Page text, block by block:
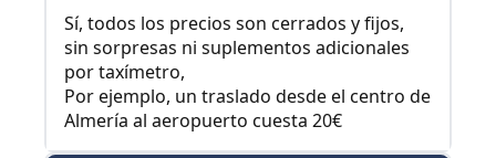
Sí, todos los precios son cerrados y fijos,
sin sorpresas ni suplementos adicionales
por taxímetro,
Por ejemplo, un traslado desde el centro de
Almería al aeropuerto cuesta 20€